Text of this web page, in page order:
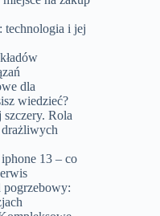
i jej
dla
wiedzieć?
Rola
13 – co
pogrzebowy: